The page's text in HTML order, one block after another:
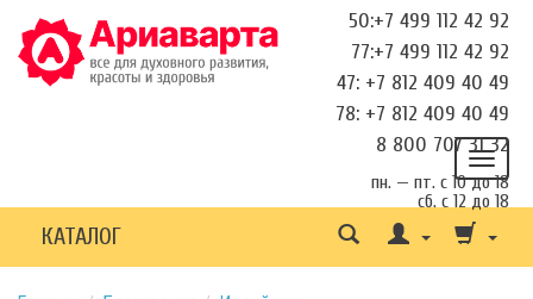
50:+7 499 112 42 92
77:+7 499 112 42 92
47: +7 812 409 40 49
78: +7 812 409 40 49
8 800 707 31 32
пн. — пт. с 10 до 18
сб. с 12 до 18
КАТАЛОГ